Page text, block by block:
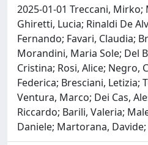
2025-01-01 Treccani,
Ghiretti, Lucia; Rinaldi De
Fernando; Favari, Claudia;
Morandini, Maria Sole; Del
Cristina; Rosi, Alice; Negro,
Federica; Bresciani, Letizia;
Ventura, Marco; Dei Cas,
Riccardo; Barili, Valeria;
Daniele; Martorana,